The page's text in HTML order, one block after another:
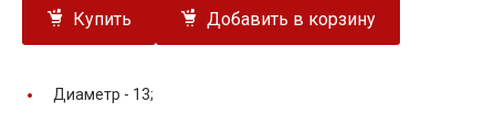
Купить Добавить в корзину
Диаметр - 13;